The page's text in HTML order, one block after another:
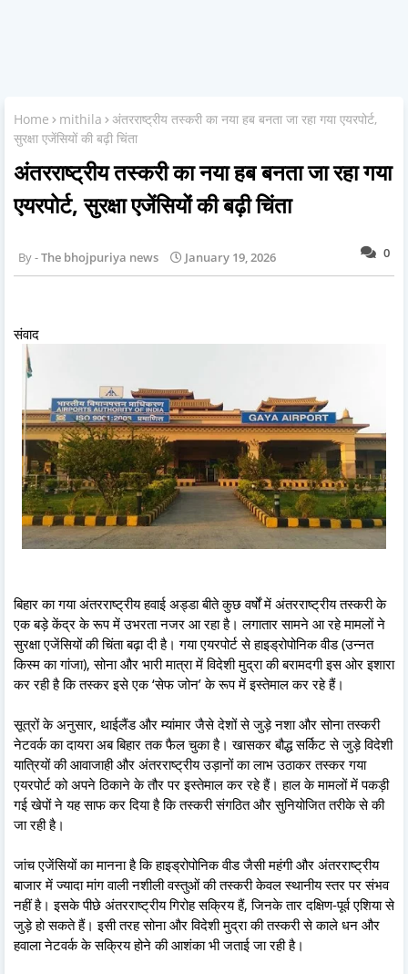
Home mithila
अंतरराष्ट्रीय तस्करी का नया हब बनता जा रहा गया एयरपोर्ट,
सुरक्षा एजेंसियों की बढ़ी चिंता
अंतरराष्ट्रीय तस्करी का नया हब बनता जा रहा गया
एयरपोर्ट, सुरक्षा एजेंसियों की बढ़ी चिंता
0
The bhojpuriya news January 19, 2026
संवाद
बिहार का गया अंतरराष्ट्रीय हवाई अड्डा बीते कुछ वर्षों में अंतरराष्ट्रीय तस्करी के
एक बड़े केंद्र के रूप में उभरता नजर आ रहा है। लगातार सामने आ रहे मामलों ने
सुरक्षा एजेंसियों की चिंता बढ़ा दी है। गया एयरपोर्ट से हाइड्रोपोनिक वीड (उन्नत
किस्म का गांजा), सोना और भारी मात्रा में विदेशी मुद्रा की बरामदगी इस ओर इशारा
कर रही है कि तस्कर इसे एक ‘सेफ जोन’ के रूप में इस्तेमाल कर रहे हैं।
सूत्रों के अनुसार, थाईलैंड और म्यांमार जैसे देशों से जुड़े नशा और सोना तस्करी
नेटवर्क का दायरा अब बिहार तक फैल चुका है। खासकर बौद्ध सर्किट से जुड़े विदेशी
यात्रियों की आवाजाही और अंतरराष्ट्रीय उड़ानों का लाभ उठाकर तस्कर गया
एयरपोर्ट को अपने ठिकाने के तौर पर इस्तेमाल कर रहे हैं। हाल के मामलों में पकड़ी
गई खेपों ने यह साफ कर दिया है कि तस्करी संगठित और सुनियोजित तरीके से की
जा रही है।
जांच एजेंसियों का मानना है कि हाइड्रोपोनिक वीड जैसी महंगी और अंतरराष्ट्रीय
बाजार में ज्यादा मांग वाली नशीली वस्तुओं की तस्करी केवल स्थानीय स्तर पर संभव
नहीं है। इसके पीछे अंतरराष्ट्रीय गिरोह सक्रिय हैं, जिनके तार दक्षिण-पूर्व एशिया से
जुड़े हो सकते हैं। इसी तरह सोना और विदेशी मुद्रा की तस्करी से काले धन और
हवाला नेटवर्क के सक्रिय होने की आशंका भी जताई जा रही है।